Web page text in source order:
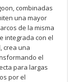
combinadas
una mayor
de la misma
integrada con el
crea una
el
para largas
por el